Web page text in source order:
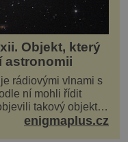
Objekt, který
astronomii
rádiovými vlnami s
ní mohli řídit
takový objekt v
enigmaplus.cz